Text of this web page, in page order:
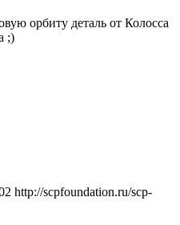
орбиту деталь от Колосса
;)
http://scpfoundation.ru/scp-